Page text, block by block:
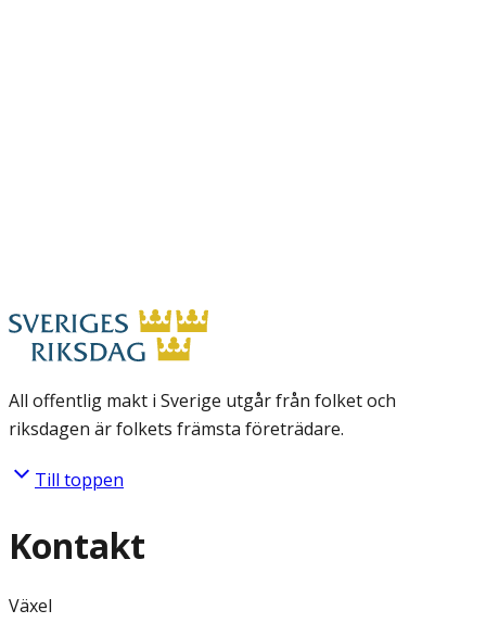
All offentlig makt i Sverige utgår från folket och
riksdagen är folkets främsta företrädare.
Till toppen
Kontakt
Växel